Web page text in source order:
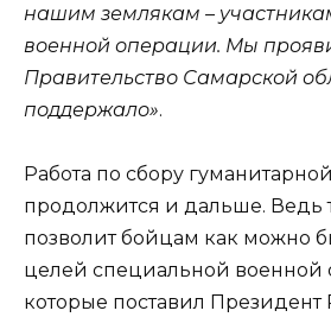
нашим землякам –
военной операции. Мы
Правительство Самарской
поддержало».
Работа по сбору
продолжится и дальше. Ведь
позволит бойцам как можно
целей специальной военной
которые поставил Президент